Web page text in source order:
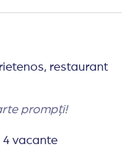
restaurant
prompți!
4 vacante